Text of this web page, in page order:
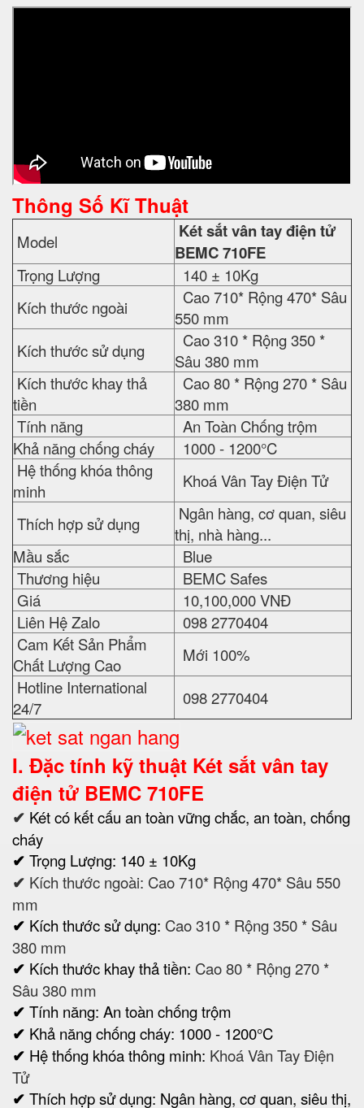
Thông Số Kĩ Thuật
Model
Két sắt vân tay điện tử
BEMC 710FE
Trọng Lượng
140 ± 10Kg
Kích thước ngoài
Cao 710* Rộng 470* Sâu
550 mm
Kích thước sử dụng
Cao 310 * Rộng 350 *
Sâu 380 mm
Kích thước khay thả
tiền
Cao 80 * Rộng 270 * Sâu
380 mm
Tính năng
An Toàn Chống trộm
Khả năng chống cháy
1000 - 1200°C
Hệ thống khóa thông
minh
Khoá Vân Tay Điện Tử
Thích hợp sử dụng
Ngân hàng, cơ quan, siêu
thị, nhà hàng...
Mầu sắc
Blue
Thương hiệu
BEMC Safes
Giá
10,100,000 VNĐ
Liên Hệ Zalo
098 2770404
Cam Kết Sản Phẩm
Chất Lượng Cao
Mới 100%
Hotline International
24/7
098 2770404
I. Đặc tính kỹ thuật Két sắt vân tay
điện tử BEMC 710FE
✔ Két có kết cấu an toàn vững chắc, an toàn, chống
cháy
✔ Trọng Lượng: 140 ± 10Kg
✔ Kích thước ngoài: Cao 710* Rộng 470* Sâu 550
mm
✔ Kích thước sử dụng: Cao 310 * Rộng 350 * Sâu
380 mm
✔ Kích thước khay thả tiền: Cao 80 * Rộng 270 *
Sâu 380 mm
✔ Tính năng: An toàn chống trộm
✔ Khả năng chống cháy: 1000 - 1200°C
✔ Hệ thống khóa thông minh: Khoá Vân Tay Điện
Tử
✔ Thích hợp sử dụng: Ngân hàng, cơ quan, siêu thị,